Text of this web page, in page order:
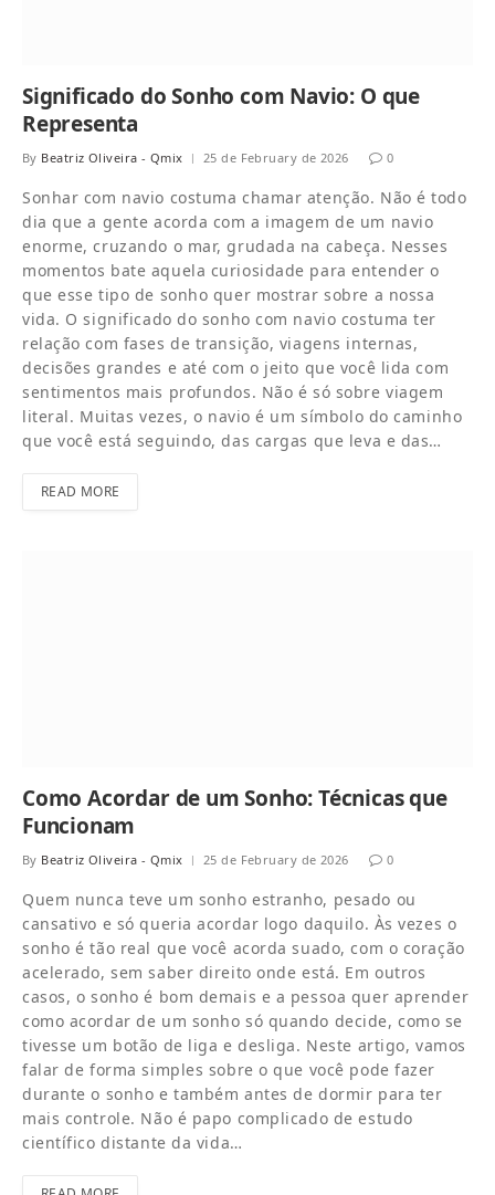
Significado do Sonho com Navio: O que
Representa
By Beatriz Oliveira - Qmix 25 de February de 2026 0
Sonhar com navio costuma chamar atenção. Não é todo
dia que a gente acorda com a imagem de um navio
enorme, cruzando o mar, grudada na cabeça. Nesses
momentos bate aquela curiosidade para entender o
que esse tipo de sonho quer mostrar sobre a nossa
vida. O significado do sonho com navio costuma ter
relação com fases de transição, viagens internas,
decisões grandes e até com o jeito que você lida com
sentimentos mais profundos. Não é só sobre viagem
literal. Muitas vezes, o navio é um símbolo do caminho
que você está seguindo, das cargas que leva e das…
READ MORE
Como Acordar de um Sonho: Técnicas que
Funcionam
By Beatriz Oliveira - Qmix 25 de February de 2026 0
Quem nunca teve um sonho estranho, pesado ou
cansativo e só queria acordar logo daquilo. Às vezes o
sonho é tão real que você acorda suado, com o coração
acelerado, sem saber direito onde está. Em outros
casos, o sonho é bom demais e a pessoa quer aprender
como acordar de um sonho só quando decide, como se
tivesse um botão de liga e desliga. Neste artigo, vamos
falar de forma simples sobre o que você pode fazer
durante o sonho e também antes de dormir para ter
mais controle. Não é papo complicado de estudo
científico distante da vida…